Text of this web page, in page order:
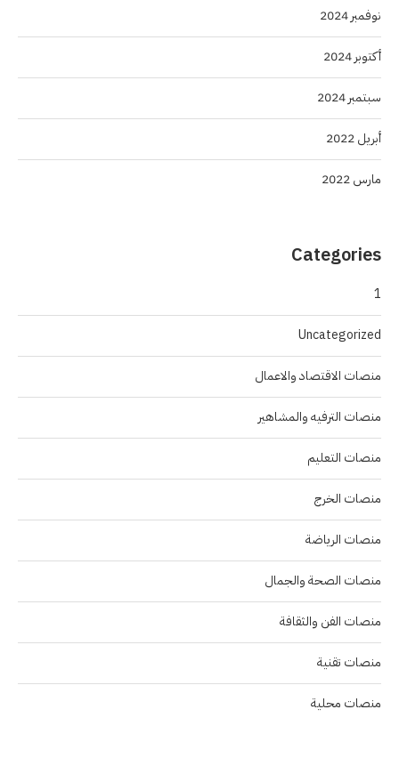
نوفمبر 2024
أكتوبر 2024
سبتمبر 2024
أبريل 2022
مارس 2022
Categories
1
Uncategorized
منصات الاقتصاد والاعمال
منصات الترفيه والمشاهير
منصات التعليم
منصات الخرج
منصات الرياضة
منصات الصحة والجمال
منصات الفن والثقافة
منصات تقنية
منصات محلية